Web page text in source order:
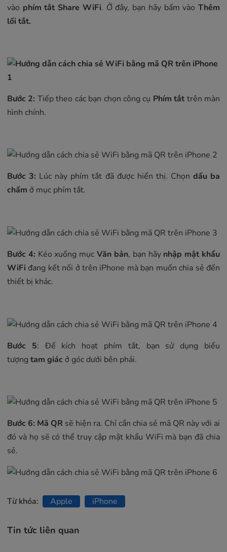
vào phím tắt Share WiFi. Ở đây, bạn hãy bấm vàoThêm
lối tắt.
Bước 2: Tiếp theo các bạn chọn công cụ Phím tắt trên màn
hình chính.
Bước 3: Lúc này phím tắt đã được hiển thị. Chọn dấu ba
chấm ở mục phím tắt.
Bước 4: Kéo xuống mụcVăn bản, bạn hãy nhập mật khẩu
WiFi đang kết nối ở trên iPhone mà bạn muốn chia sẻ đến
thiết bị khác.
Bước 5: Để kích hoạt phím tắt, bạn sử dụng biểu
tượng tam giác ở góc dưới bên phải.
Bước 6: Mã QR sẽ hiện ra. Chỉ cần chia sẻ mã QR này với ai
đó và họ sẽ có thể truy cập mật khẩu WiFi mà bạn đã chia
sẻ.
Từ khóa: Apple iPhone
Tin tức liên quan